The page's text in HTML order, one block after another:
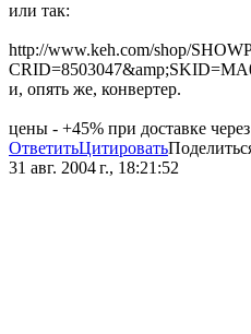
или так:
http://www.keh.com/shop/
и, опять же, конвертер.
цены - +45% при доставке
ОтветитьЦитировать
31 авг. 2004 г., 18:21:52